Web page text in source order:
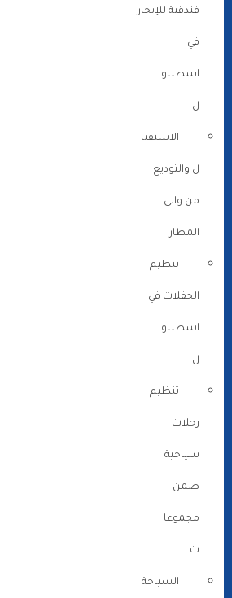
فندقية للإيجار
في
اسطنبو
ل
الاستقبا
ل والتوديع
من والى
المطار
تنظيم
الحفلات في
اسطنبو
ل
تنظيم
رحلات
سياحية
ضمن
مجموعا
ت
السياحة